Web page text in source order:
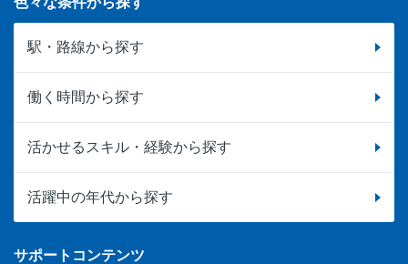
駅・路線から探す
働く時間から探す
活かせるスキル・経験から探す
活躍中の年代から探す
サポートコンテンツ